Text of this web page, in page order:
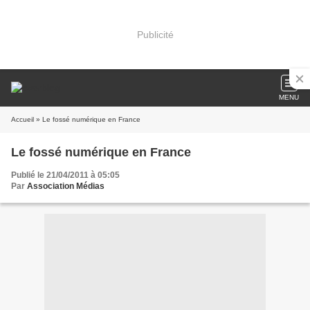
Publicité
MENU
Accueil » Le fossé numérique en France
Le fossé numérique en France
Publié le 21/04/2011 à 05:05
Par Association Médias